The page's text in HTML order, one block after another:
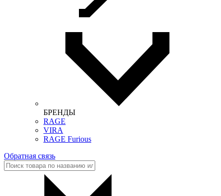
БРЕНДЫ
RAGE
VIRA
RAGE Furious
Обратная связь